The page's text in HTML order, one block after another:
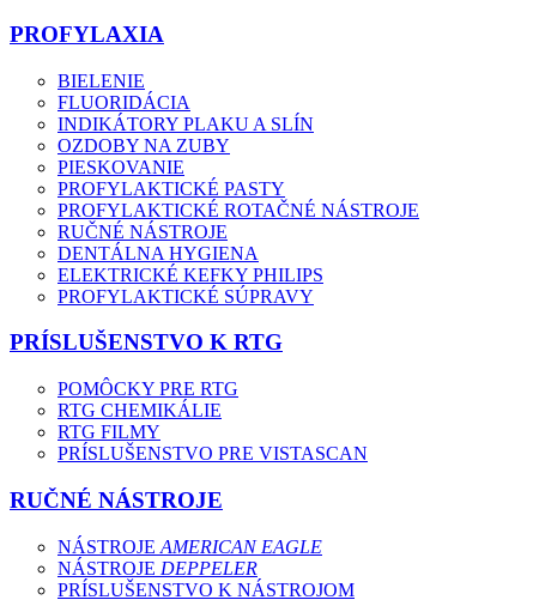
PROFYLAXIA
BIELENIE
FLUORIDÁCIA
INDIKÁTORY PLAKU A SLÍN
OZDOBY NA ZUBY
PIESKOVANIE
PROFYLAKTICKÉ PASTY
PROFYLAKTICKÉ ROTAČNÉ NÁSTROJE
RUČNÉ NÁSTROJE
DENTÁLNA HYGIENA
ELEKTRICKÉ KEFKY PHILIPS
PROFYLAKTICKÉ SÚPRAVY
PRÍSLUŠENSTVO K RTG
POMÔCKY PRE RTG
RTG CHEMIKÁLIE
RTG FILMY
PRÍSLUŠENSTVO PRE VISTASCAN
RUČNÉ NÁSTROJE
NÁSTROJE AMERICAN EAGLE
NÁSTROJE DEPPELER
PRÍSLUŠENSTVO K NÁSTROJOM